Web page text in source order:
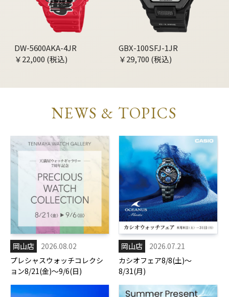
DW-5600AKA-4JR
￥22,000 (税込)
GBX-100SFJ-1JR
￥29,700 (税込)
NEWS & TOPICS
岡山店
2026.08.02
プレシャスウォッチコレクシ
ョン8/21(金)～9/6(日)
岡山店
2026.07.21
カシオフェア8/8(土)～
8/31(月)